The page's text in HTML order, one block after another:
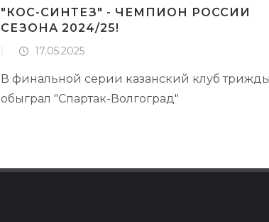
"КОС-СИНТЕЗ" - ЧЕМПИОН РОССИИ
СЕЗОНА 2024/25!
17.05.2025
В финальной серии казанский клуб трижды
обыграл "Спартак-Волгоград"